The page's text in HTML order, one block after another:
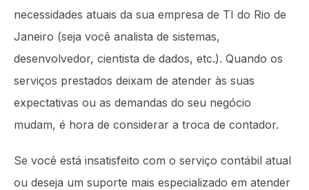
necessidades atuais da sua empresa de TI do Rio de
Janeiro (seja você analista de sistemas,
desenvolvedor, cientista de dados, etc.). Quando os
serviços prestados deixam de atender às suas
expectativas ou as demandas do seu negócio
mudam, é hora de considerar a troca de contador.
Se você está insatisfeito com o serviço contábil atual
ou deseja um suporte mais especializado em atender